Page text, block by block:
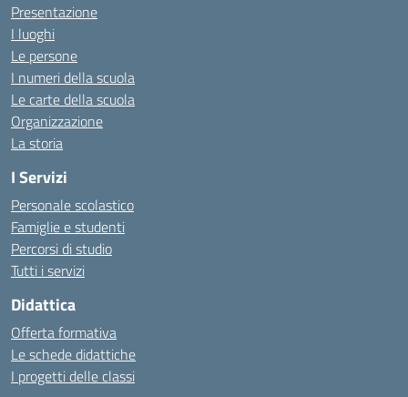
Presentazione
I luoghi
Le persone
I numeri della scuola
Le carte della scuola
Organizzazione
La storia
I Servizi
Personale scolastico
Famiglie e studenti
Percorsi di studio
Tutti i servizi
Didattica
Offerta formativa
Le schede didattiche
I progetti delle classi